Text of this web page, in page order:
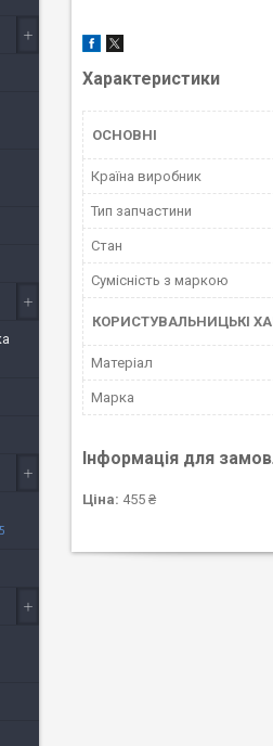
Характеристики
ОСНОВНІ
Країна виробник
Тип запчастини
Стан
Сумісність з маркою
КОРИСТУВАЛЬНИЦЬКІ
Матеріал
Марка
Інформація для
Ціна: 455 ₴